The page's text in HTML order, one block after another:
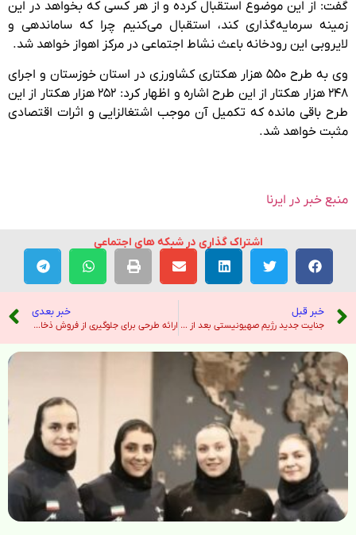
گفت: از این موضوع استقبال کرده و از هر کسی که بخواهد در این
زمینه سرمایه‌گذاری کند، استقبال می‌کنیم چرا که ساماندهی و
لایروبی این رودخانه باعث نشاط اجتماعی در مرکز اهواز خواهد شد.
وی به طرح ۵۵۰ هزار هکتاری کشاورزی در استان خوزستان و اجرای
۲۴۸ هزار هکتار از این طرح اشاره و اظهار کرد: ۲۵۲ هزار هکتار از این
طرح باقی مانده که تکمیل آن موجب اشتغالزایی و اثرات اقتصادی
مثبت خواهد شد.
منبع خبر در ایرنا
اشتراک گذاری در شبکه های اجتماعی
خبر قبل
جنایت جدید رژیم صهیونیستی بعد از آزادی اسرای فلسطینی – خبرگزاری تسنیم
خبر بعدی
ارائه طرحی برای جلوگیری از فروش ذخایر نفت آمریکا به جمهوری اسلامی – صدای آمریکا